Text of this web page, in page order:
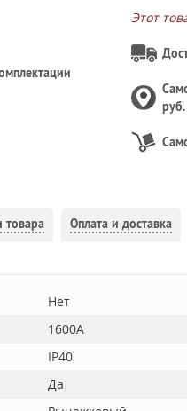
Этот
руб.
товара Оплата и доставка
Нет
1600A
IP40
Да